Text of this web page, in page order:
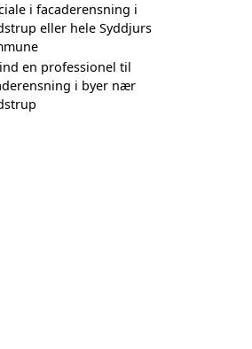
i facaderensning i
eller hele Syddjurs
en professionel til
i byer nær